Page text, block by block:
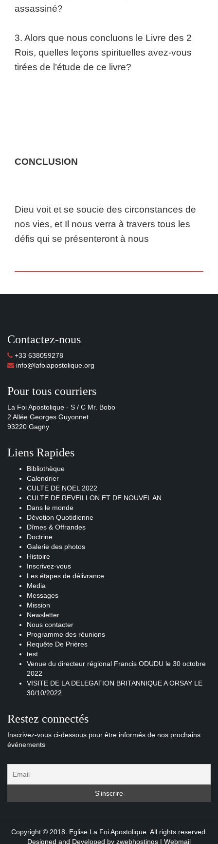
assassiné?
3. Alors que nous concluons le Livre des 2
Rois, quelles leçons spirituelles avez-vous
tirées de l’étude de ce livre?
CONCLUSION
Dieu voit et se soucie des circonstances de
nos vies, et Il nous verra à travers tous les
défis qui se présenteront à nous
Contactez-nous
+33 638059278
info@lafoiapostolique.org
Pour tous courriers
La Foi Apostolique - S / C Mr. Bobo
2 Allée Georges Guyonnet
93220 Gagny
Liens Rapides
Bibliothèque
Calendrier
CULTE DE NOEL 2022
CULTE DE REVEILLON ET DE NOUVEL AN
Dans le monde
Dévotion Quotidienne
Dîmes & Offrandes
Doctrine
Galerie des photos
Histoire
Inscrivez-vous
Les étapes de délivrance
Media
Messages
Mission
Newsletter
Nous contacter
Programme des réunions
Requête De Prières
test
Venue du directeur régional Francis ODUDU le 30 octobre
2022
VISITE DE LA DELEGATION BRITANNIQUE A ORSAY LE
30/10/2022
Restez connectés
Inscrivez-vous ci-dessous pour être informés de nos prochains
événements
Copyright © 2018. Eglise La Foi Apostolique. All rights reserved.
Designed and Developed by zwebhostings | Webmail